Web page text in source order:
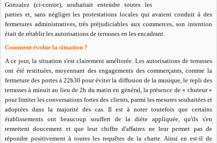
Gonzalez (ci-contre), souhaitait entendre toutes les
parties et, sans négliger les protestations locales qui avaient conduit à des
fermetures administratives, très préjudiciables aux commerces, son intention
était de rétablir les autorisations de terrasses en les encadrant.
Comment évolue la situation ?
A ce jour, la situation s'est clairement améliorée. Les autorisations de terrasses
ont été restituées, moyennant des engagements des commerçants, comme la
fermeture des portes à 22h30 pour éviter la diffusion de la musique, le repli des
terrasses à minuit au lieu de 2h du matin en général, la présence de « chuteur »
pour limiter les conversations fortes des clients, parmi les mesures souhaitées et
adoptées dans la majorité des cas. Il est à noter toutefois que certains
établissements ont beaucoup souffert de la diète appliquée, qu'ils s'en
remettent doucement et que leur chiffre d'affaires ne leur permet pas de
répondre positivement à toutes les requêtes de la charte. Ainsi en est-il de